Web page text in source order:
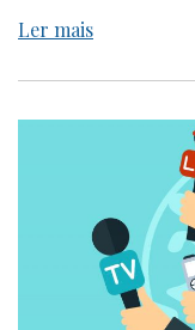
Ler mais